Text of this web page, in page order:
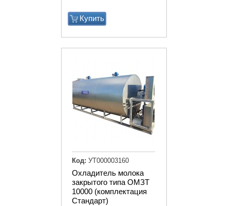
Купить
Охладитель молока
закрытого типа ОМЗТ
10000 (комплектация
Стандарт)
Код: УТ000003160